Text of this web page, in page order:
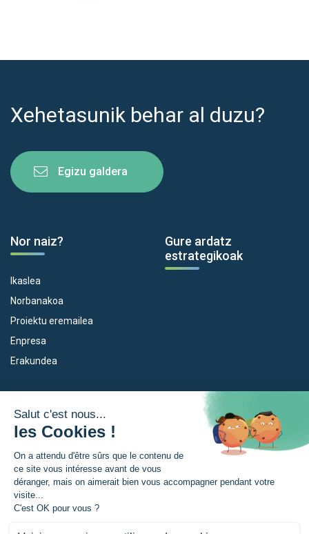
Xehetasunik behar al duzu?
Egizu galdera
Nor naiz?
Ikaslea
Norbanakoa
Proiektu eremailea
Enpresa
Erakundea
Gure ardatz
estrategikoak
Empleo
Eskola Futura
Forma NAEN
TRANSFERMUGA-RREKIN
Euroeskualdea
Zer da Euroeskualdea?
Berriak
Prentsa gunia